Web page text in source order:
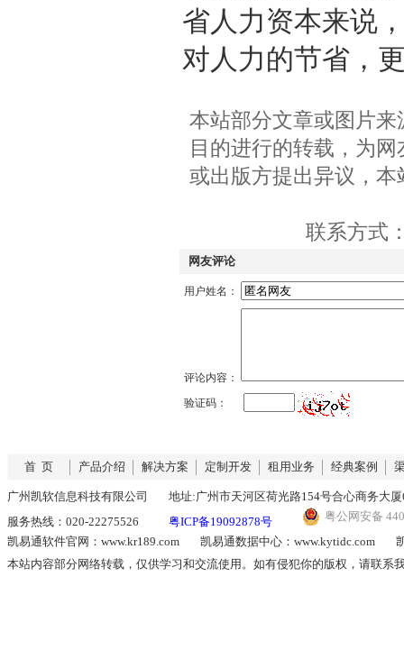
省人力资本来说
对人力的节省，
本站部分文章或图片
目的进行的转载，为
或出版方提出异议，
联系方式
网友评论
用户姓名：
评论内容：
验证码：
首 页 产品介绍 解决方案 定制开发 租用业务 经典案例
广州凯软信息科技有限公司
地址:广州市天河区荷光路154号合心商务大厦
服务热线：020-22275526
粤ICP备19092878号
粤公网安备
凯易通软件官网：www.kr189.com
凯易通数据中心：www.kytidc.com
本站内容部分网络转载，仅供学习和交流使用。如有侵犯你的版权，请联系